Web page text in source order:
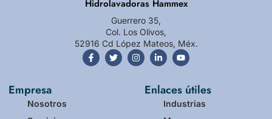
Hidrolavadoras Hammex
Guerrero 35,
Col. Los Olivos,
52916 Cd López Mateos, Méx.
Empresa
Nosotros
Enlaces útiles
Industrias